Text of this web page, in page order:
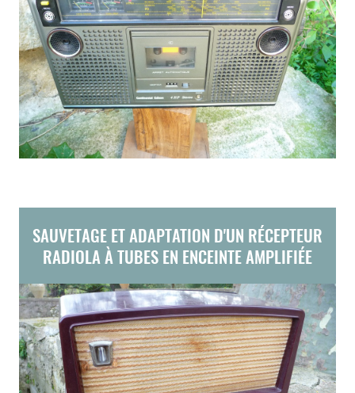
SAUVETAGE ET ADAPTATION D'UN RÉCEPTEUR
RADIOLA À TUBES EN ENCEINTE AMPLIFIÉE